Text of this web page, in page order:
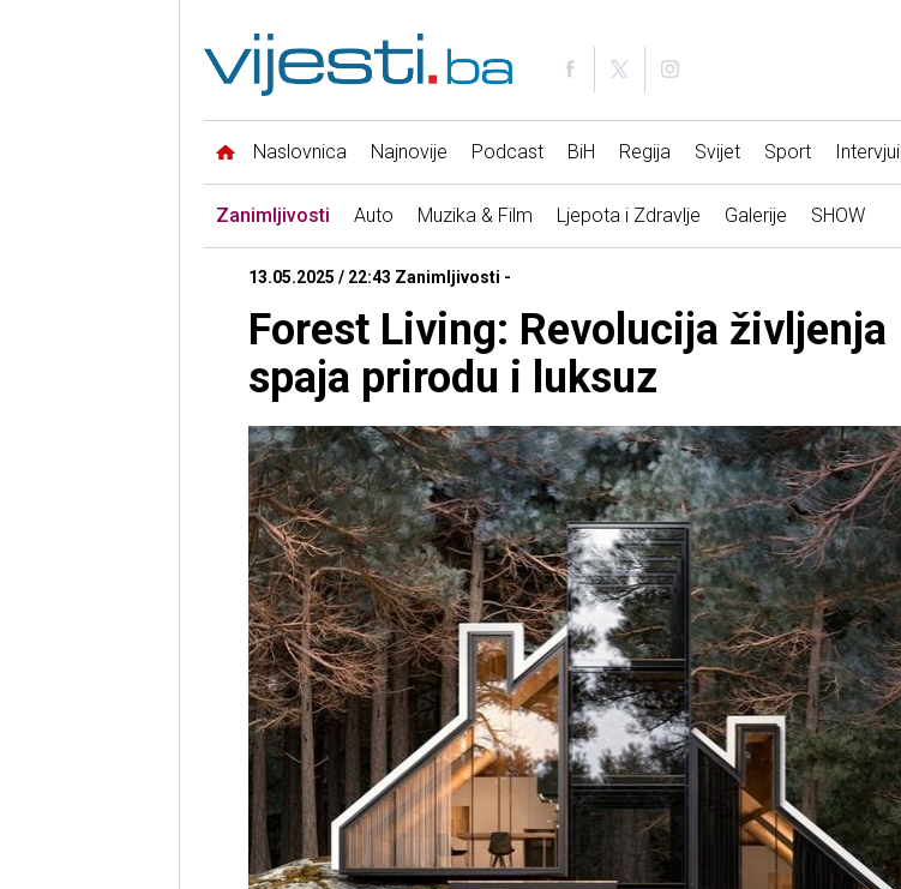
Naslovnica Najnovije Podcast BiH Regija Svijet Sport Intervjui
Zanimljivosti Auto Muzika & Film Ljepota i Zdravlje Galerije SHOW
13.05.2025 / 22:43 Zanimljivosti -
Forest Living: Revolucija življenja
spaja prirodu i luksuz